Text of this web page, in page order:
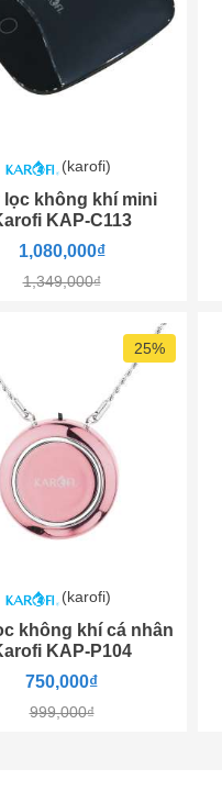
(karofi)
lọc không khí mini
KAP-C113
1,080,000₫
1,349,000₫
25%
(karofi)
không khí cá nhân
KAP-P104
750,000₫
999,000₫